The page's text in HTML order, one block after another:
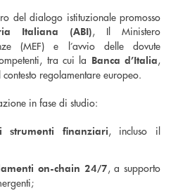
del dialogo istituzionale promosso
Italiana (ABI), Il Ministero
(MEF) e l’avvio delle dovute
tra cui la Banca d’Italia,
regolamentare europeo.
in fase di studio:
strumenti finanziari, incluso il
on-chain 24/7, a supporto